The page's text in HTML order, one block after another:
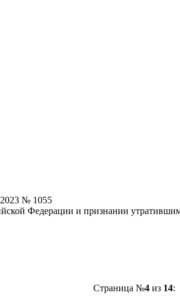
№ 1055
Федерации и признании
Страница №4из 14: